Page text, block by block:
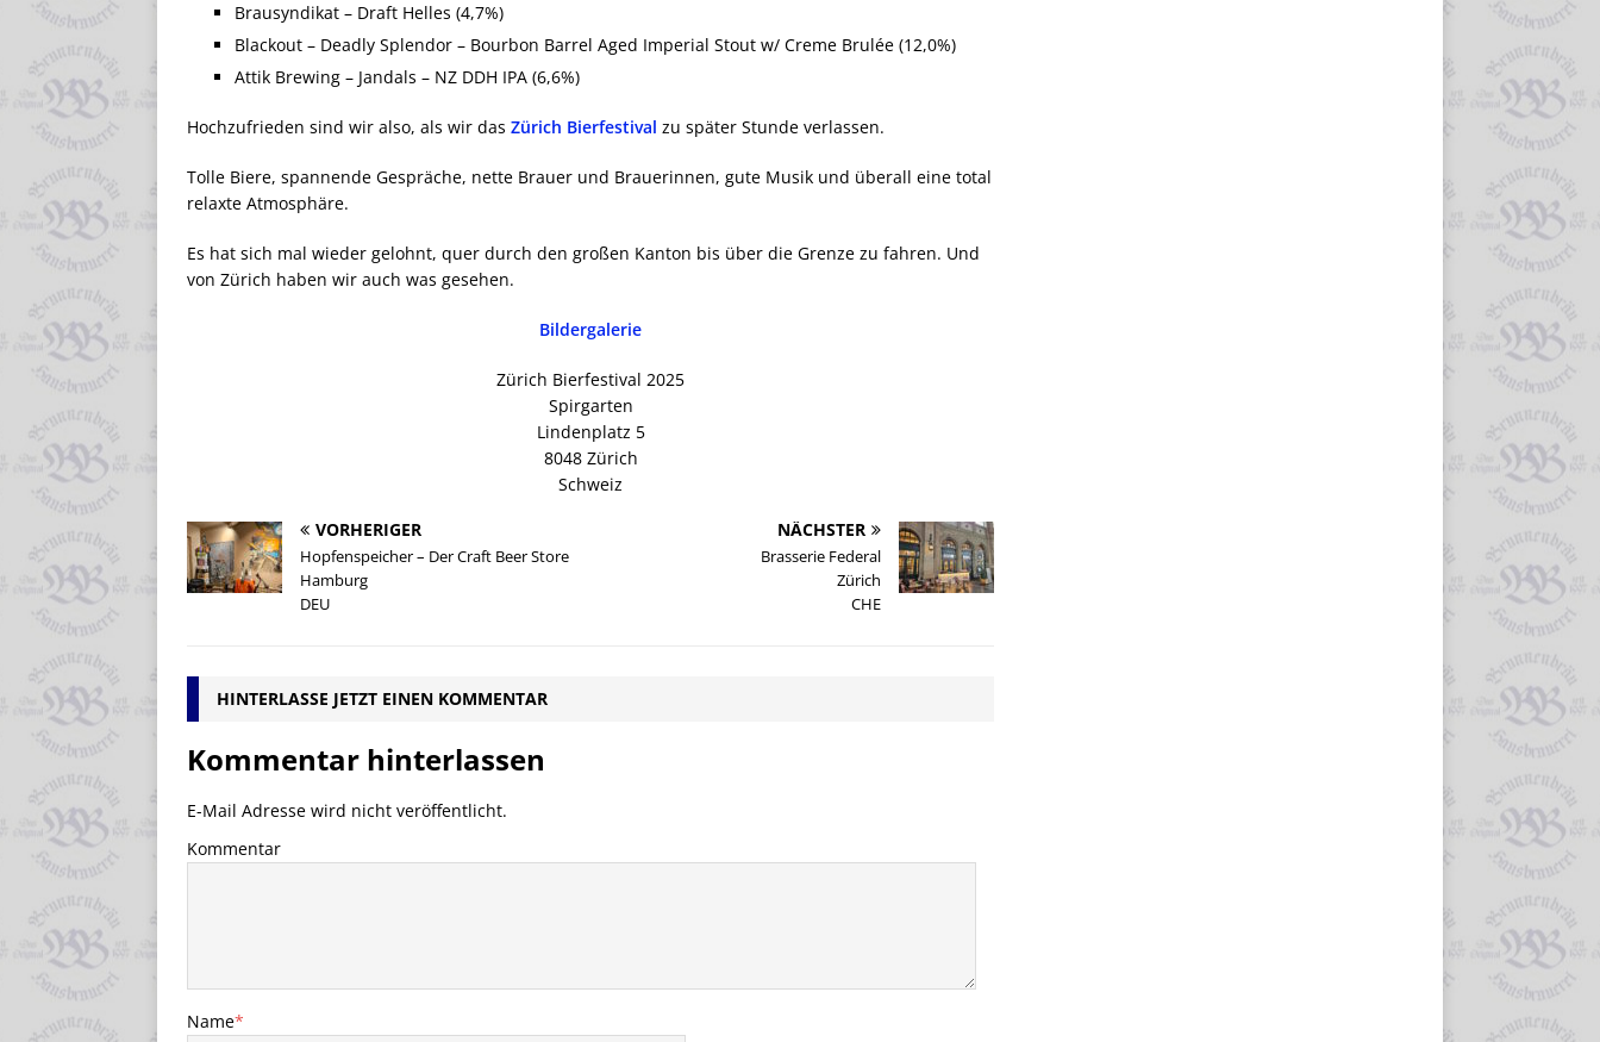
Brausyndikat – Draft Helles (4,7%)
Blackout – Deadly Splendor – Bourbon Barrel Aged Imperial Stout w/ Creme Brulée (12,0%)
Attik Brewing – Jandals – NZ DDH IPA (6,6%)
Hochzufrieden sind wir also, als wir das Zürich Bierfestival zu später Stunde verlassen.
Tolle Biere, spannende Gespräche, nette Brauer und Brauerinnen, gute Musik und überall eine total
relaxte Atmosphäre.
Es hat sich mal wieder gelohnt, quer durch den großen Kanton bis über die Grenze zu fahren. Und
von Zürich haben wir auch was gesehen.
Bildergalerie
Zürich Bierfestival 2025
Spirgarten
Lindenplatz 5
8048 Zürich
Schweiz
VORHERIGER
Hopfenspeicher – Der Craft Beer Store
Hamburg
DEU
NÄCHSTER
Brasserie Federal
Zürich
CHE
HINTERLASSE JETZT EINEN KOMMENTAR
Kommentar hinterlassen
E-Mail Adresse wird nicht veröffentlicht.
Kommentar
Name*